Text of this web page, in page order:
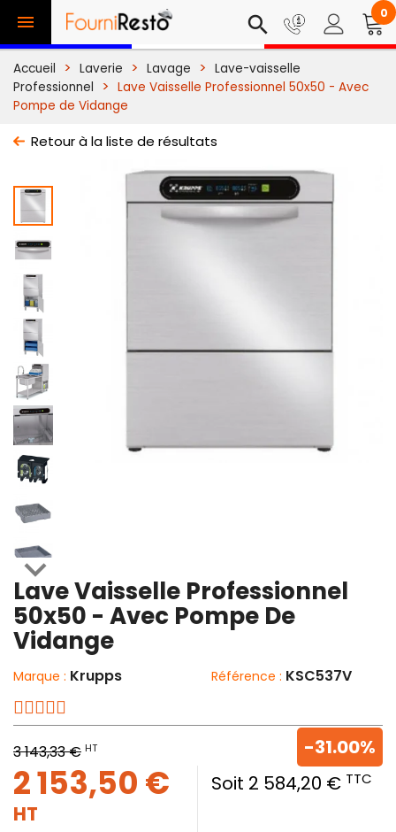
 search 0
Accueil Laverie Lavage
Lave-vaisselle
Professionnel
Lave Vaisselle Professionnel 50x50 - Avec
Pompe de Vidange
Retour à la liste de résultats

Lave Vaisselle Professionnel
50x50 - Avec Pompe De
Vidange
Marque : Krupps Référence : KSC537V
3 143,33 € HT
2 153,50 €
HT
Soit 2 584,20 € TTC
-31.00%